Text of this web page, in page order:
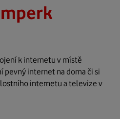
k internetu v místě
pevný internet na doma či si
internetu a televize v